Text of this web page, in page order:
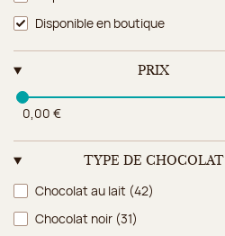
Disponible en boutique
PRIX
0,00 €
TYPE DE CHOCOLAT
Type de chocolat
Chocolat au lait (42)
Chocolat noir (31)